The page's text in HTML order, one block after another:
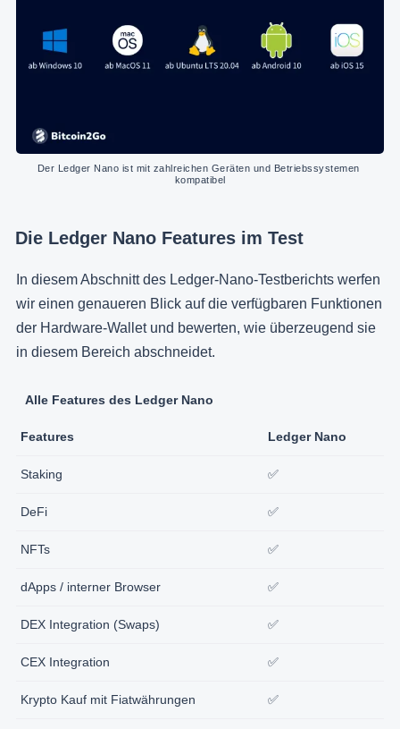
Der Ledger Nano ist mit zahlreichen Geräten und Betriebssystemen
kompatibel
Die Ledger Nano Features im Test
In diesem Abschnitt des Ledger-Nano-Testberichts werfen
wir einen genaueren Blick auf die verfügbaren Funktionen
der Hardware-Wallet und bewerten, wie überzeugend sie
in diesem Bereich abschneidet.
Alle Features des Ledger Nano
Features Ledger Nano
Staking ✅
DeFi ✅
NFTs ✅
dApps / interner Browser ✅
DEX Integration (Swaps) ✅
CEX Integration ✅
Krypto Kauf mit Fiatwährungen ✅